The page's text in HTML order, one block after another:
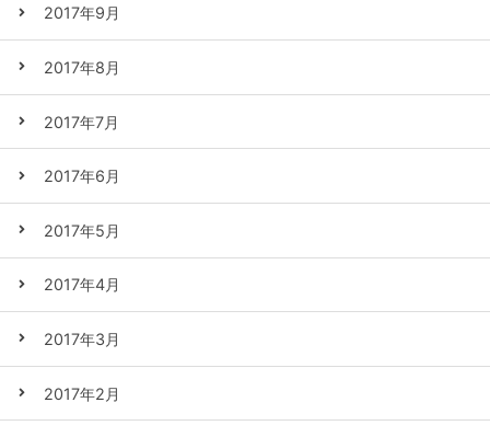
2017年9月
2017年8月
2017年7月
2017年6月
2017年5月
2017年4月
2017年3月
2017年2月